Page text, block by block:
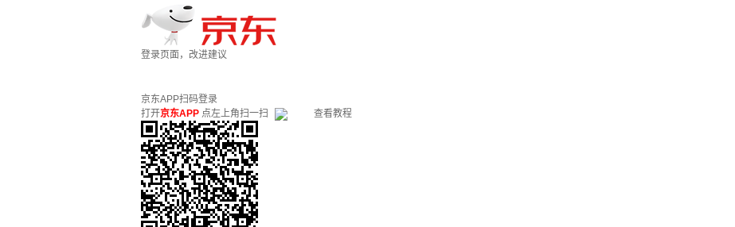
登录页面，改进建议
京东APP扫码登录
打开京东APP 点左上角扫一扫 查看教程